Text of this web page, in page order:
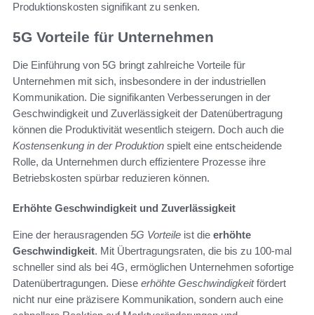
Produktionskosten signifikant zu senken.
5G Vorteile für Unternehmen
Die Einführung von 5G bringt zahlreiche Vorteile für
Unternehmen mit sich, insbesondere in der industriellen
Kommunikation. Die signifikanten Verbesserungen in der
Geschwindigkeit und Zuverlässigkeit der Datenübertragung
können die Produktivität wesentlich steigern. Doch auch die
Kostensenkung in der Produktion spielt eine entscheidende
Rolle, da Unternehmen durch effizientere Prozesse ihre
Betriebskosten spürbar reduzieren können.
Erhöhte Geschwindigkeit und Zuverlässigkeit
Eine der herausragenden 5G Vorteile ist die erhöhte
Geschwindigkeit. Mit Übertragungsraten, die bis zu 100-mal
schneller sind als bei 4G, ermöglichen Unternehmen sofortige
Datenübertragungen. Diese erhöhte Geschwindigkeitfördert
nicht nur eine präzisere Kommunikation, sondern auch eine